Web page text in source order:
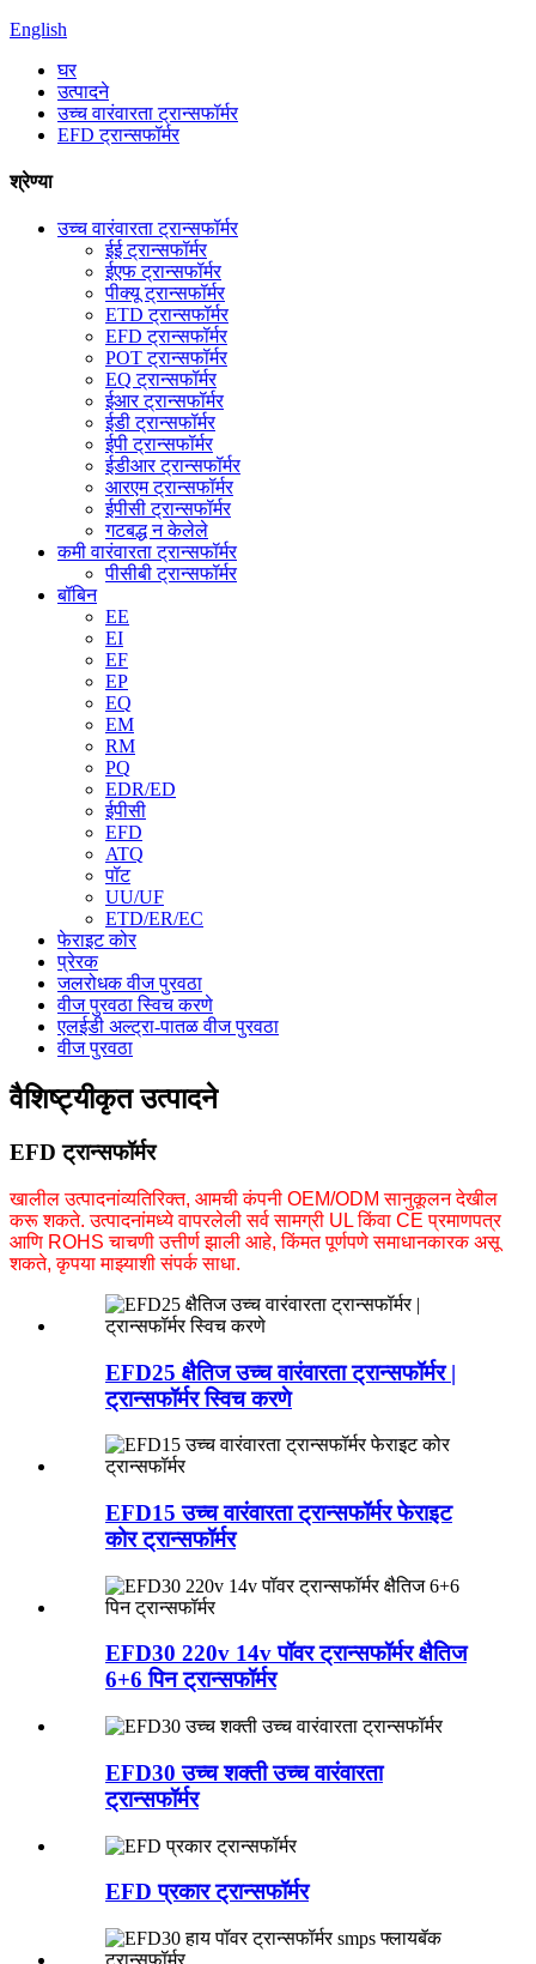
English
घर
उत्पादने
उच्च वारंवारता ट्रान्सफॉर्मर
EFD ट्रान्सफॉर्मर
श्रेण्या
उच्च वारंवारता ट्रान्सफॉर्मर
ईई ट्रान्सफॉर्मर
ईएफ ट्रान्सफॉर्मर
पीक्यू ट्रान्सफॉर्मर
ETD ट्रान्सफॉर्मर
EFD ट्रान्सफॉर्मर
POT ट्रान्सफॉर्मर
EQ ट्रान्सफॉर्मर
ईआर ट्रान्सफॉर्मर
ईडी ट्रान्सफॉर्मर
ईपी ट्रान्सफॉर्मर
ईडीआर ट्रान्सफॉर्मर
आरएम ट्रान्सफॉर्मर
ईपीसी ट्रान्सफॉर्मर
गटबद्ध न केलेले
कमी वारंवारता ट्रान्सफॉर्मर
पीसीबी ट्रान्सफॉर्मर
बॉबिन
EE
EI
EF
EP
EQ
EM
RM
PQ
EDR/ED
ईपीसी
EFD
ATQ
पॉट
UU/UF
ETD/ER/EC
फेराइट कोर
प्रेरक
जलरोधक वीज पुरवठा
वीज पुरवठा स्विच करणे
एलईडी अल्ट्रा-पातळ वीज पुरवठा
वीज पुरवठा
वैशिष्ट्यीकृत उत्पादने
EFD ट्रान्सफॉर्मर
खालील उत्पादनांव्यतिरिक्त, आमची कंपनी OEM/ODM सानुकूलन देखील
करू शकते. उत्पादनांमध्ये वापरलेली सर्व सामग्री UL किंवा CE प्रमाणपत्र
आणि ROHS चाचणी उत्तीर्ण झाली आहे, किंमत पूर्णपणे समाधानकारक असू
शकते, कृपया माझ्याशी संपर्क साधा.
EFD25 क्षैतिज उच्च वारंवारता ट्रान्सफॉर्मर |
ट्रान्सफॉर्मर स्विच करणे
EFD15 उच्च वारंवारता ट्रान्सफॉर्मर फेराइट
कोर ट्रान्सफॉर्मर
EFD30 220v 14v पॉवर ट्रान्सफॉर्मर क्षैतिज
6+6 पिन ट्रान्सफॉर्मर
EFD30 उच्च शक्ती उच्च वारंवारता
ट्रान्सफॉर्मर
EFD प्रकार ट्रान्सफॉर्मर